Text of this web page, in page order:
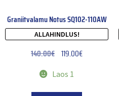
Graniitvalamu Notus SQ102-110AW
ALLAHINDLUS!
140.00€ 119.00€
Laos 1